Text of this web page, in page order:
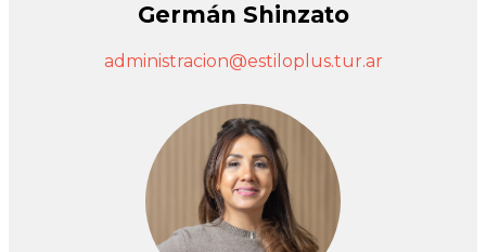
Germán Shinzato
administracion@estiloplus.tur.ar